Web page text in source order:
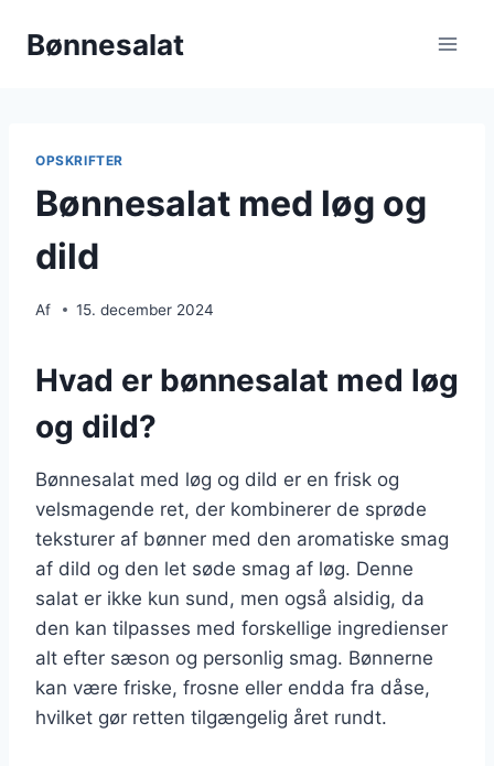
Bønnesalat
OPSKRIFTER
Bønnesalat med løg og
dild
Af 15. december 2024
Hvad er bønnesalat med løg
og dild?
Bønnesalat med løg og dild er en frisk og
velsmagende ret, der kombinerer de sprøde
teksturer af bønner med den aromatiske smag
af dild og den let søde smag af løg. Denne
salat er ikke kun sund, men også alsidig, da
den kan tilpasses med forskellige ingredienser
alt efter sæson og personlig smag. Bønnerne
kan være friske, frosne eller endda fra dåse,
hvilket gør retten tilgængelig året rundt.